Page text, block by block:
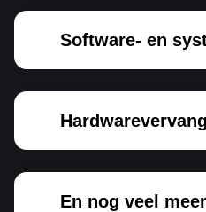
Software- en
En nog veel